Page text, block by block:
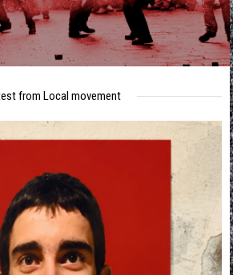
from Local movement